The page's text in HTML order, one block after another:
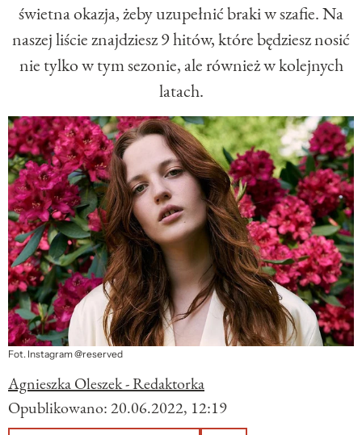
świetna okazja, żeby uzupełnić braki w szafie. Na
naszej liście znajdziesz 9 hitów, które będziesz nosić
nie tylko w tym sezonie, ale również w kolejnych
latach.
Fot. Instagram @reserved
Agnieszka Oleszek - Redaktorka
Opublikowano:20.06.2022, 12:19